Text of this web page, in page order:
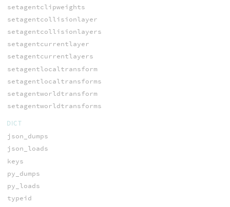
setagentclipweights
setagentcollisionlayer
setagentcollisionlayers
setagentcurrentlayer
setagentcurrentlayers
setagentlocaltransform
setagentlocaltransforms
setagentworldtransform
setagentworldtransforms
DICT
json_dumps
json_loads
keys
py_dumps
py_loads
typeid